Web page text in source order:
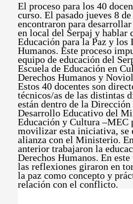
El proceso para los 40
curso. El pasado jueves 8
encontraron para
en local del Serpaj y hablar
Educación para la Paz y los
Humanos. Este proceso
equipo de educación del
Escuela de Educación en
Derechos Humanos y
Estos 40 docentes son
técnicos/as de las distintas
están dentro de la Dirección
Desarrollo Educativo del
Educación y Cultura –MEC
movilizar esta iniciativa, se
alianza con el Ministerio.
anterior trabajaron la
Derechos Humanos. En
las reflexiones giraron en
la paz como concepto y
relación con el conflicto.